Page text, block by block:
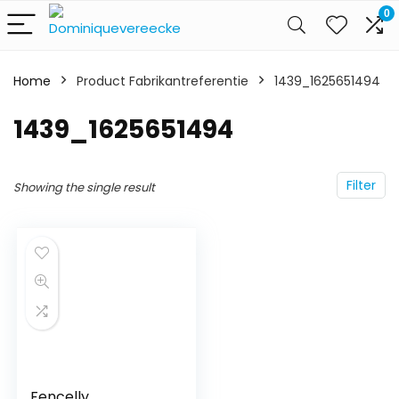
0
Home Product Fabrikantreferentie 1439_1625651494
1439_1625651494
Filter
Showing the single result